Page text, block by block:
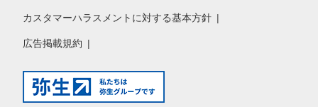
カスタマーハラスメントに対する基本方針
広告掲載規約